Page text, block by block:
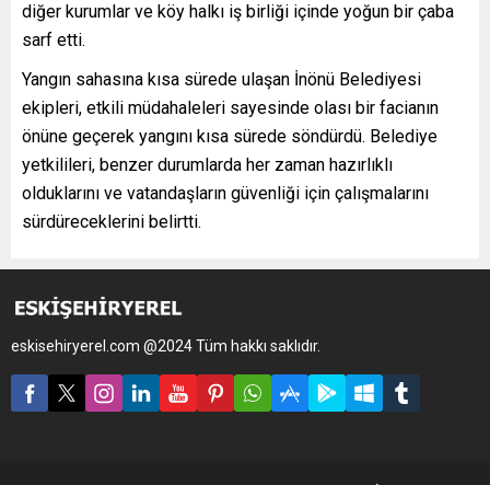
diğer kurumlar ve köy halkı iş birliği içinde yoğun bir çaba
sarf etti.
Yangın sahasına kısa sürede ulaşan İnönü Belediyesi
ekipleri, etkili müdahaleleri sayesinde olası bir facianın
önüne geçerek yangını kısa sürede söndürdü. Belediye
yetkilileri, benzer durumlarda her zaman hazırlıklı
olduklarını ve vatandaşların güvenliği için çalışmalarını
sürdüreceklerini belirtti.
eskisehiryerel.com @2024 Tüm hakkı saklıdır.